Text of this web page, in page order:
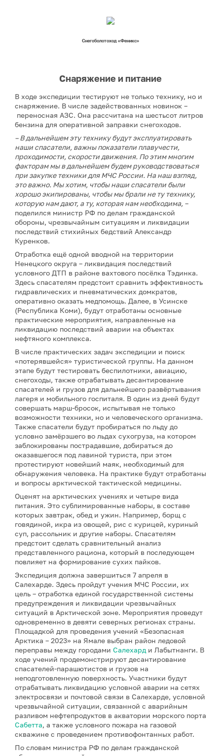
Снегоболотоход «Феникс»
Снаряжение и питание
В ходе экспедиции тестируют не только технику, но и
снаряжение. В числе задействованных новинок –
переносная АЗС. Она рассчитана на шестьсот литров
бензина для оперативной заправки снегоходов.
– В дальнейшем эту технику будут эксплуатировать
наши спасатели, важны показатели плавучести,
проходимости, скорости движения. По этим многим
факторам мы в дальнейшем будем руководствоваться
при закупке техники для МЧС России. На наш взгляд,
это важно. Мы хотим, чтобы наши спасатели были
хорошо экипированы, чтобы мы брали не ту технику,
которую нам дают, а ту, которая нам необходима, –
поделился министр РФ по делам гражданской
обороны, чрезвычайным ситуациям и ликвидации
последствий стихийных бедствий Александр
Куренков.
Отработка ещё одной вводной на территории
Ненецкого округа – ликвидация последствий
условного ДТП в районе вахтового посёлка Тэдинка.
Здесь спасателям предстоит сравнить эффективность
гидравлических и пневматических домкратов,
оперативно оказать медпомощь. Далее, в Усинске
(Республика Коми), будут отработаны основные
практические мероприятия, направленные на
ликвидацию последствий аварии на объектах
нефтяного комплекса.
В числе практических задач экспедиции и поиск
«потерявшейся» туристической группы. На данном
этапе будут тестировать беспилотники, авиацию,
снегоходы, также отрабатывать десантирование
спасателей и грузов для дальнейшего развёртывания
лагеря и мобильного госпиталя. В один из дней будут
совершать марш-бросок, испытывая не только
возможности техники, но и человеческого организма.
Также спасатели будут пробираться по льду до
условно замёрзшего во льдах сухогруза, на котором
заблокированы пострадавшие, добираться до
оказавшегося под лавиной туриста, при этом
протестируют новейший маяк, необходимый для
обнаружения человека. На практике будут отработаны
и вопросы арктической тактической медицины.
Оценят на арктических учениях и четыре вида
питания. Это сублимированные наборы, в составе
которых завтрак, обед и ужин. Например, борщ с
говядиной, икра из овощей, рис с курицей, куриный
суп, рассольник и другие наборы. Спасателям
предстоит сделать сравнительный анализ
представленного рациона, который в последующем
повлияет на формирование сухих пайков.
Экспедиция должна завершиться 7 апреля в
Салехарде. Здесь пройдут учения МЧС России, их
цель – отработка единой государственной системы
предупреждения и ликвидации чрезвычайных
ситуаций в Арктической зоне. Мероприятия проведут
одновременно в девяти северных регионах страны.
Площадкой для проведения учений «Безопасная
Арктика – 2023» на Ямале выбран район ледовой
переправы между городами Салехард и Лабытнанги. В
ходе учений продемонстрируют десантирование
спасателей-парашютистов и грузов на
неподготовленную поверхность. Участники будут
отрабатывать ликвидацию условной аварии на сетях
электросвязи и почтовой связи в Салехарде, условной
чрезвычайной ситуации, связанной с аварийным
разливом нефтепродуктов в акватории морского порта
Сабетта, а также условного пожара на газовой
скважине с проведением противофонтанных работ.
По словам министра РФ по делам гражданской